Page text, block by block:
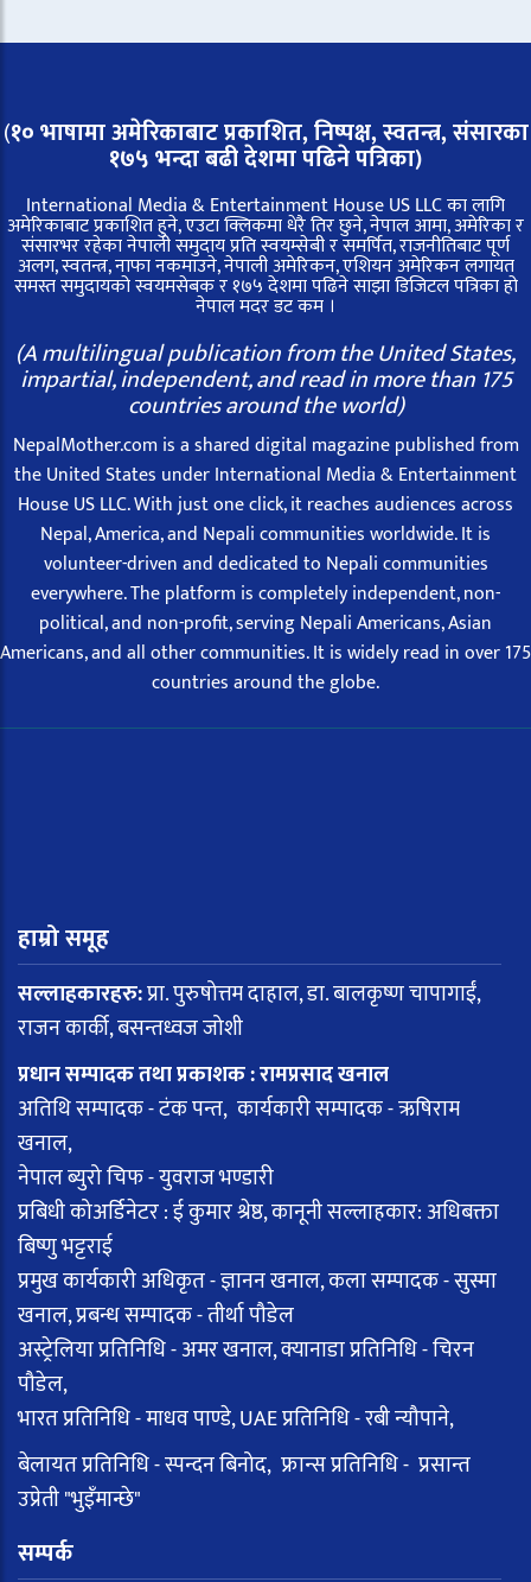
(१० भाषामा अमेरिकाबाट प्रकाशित, निष्पक्ष, स्वतन्त्र,संसारका
१७५ भन्दा बढी देशमा पढिने पत्रिका)
International Media & Entertainment House US LLC का लागि
अमेरिकाबाट प्रकाशित हुने, एउटा क्लिकमा धेरै तिर छुने, नेपाल आमा, अमेरिका र
संसारभर रहेका नेपाली समुदाय प्रति स्वयम्सेबी र समर्पित, राजनीतिबाट पूर्ण
अलग, स्वतन्त्र, नाफा नकमाउने, नेपाली अमेरिकन, एशियन अमेरिकन लगायत
समस्त समुदायको स्वयमसेबक र १७५ देशमा पढिने साझा डिजिटल पत्रिका हो
नेपाल मदर डट कम ।
(A multilingual publication from the United States,
impartial, independent, and read in more than 175
countries around the world)
NepalMother.com is a shared digital magazine published from
the United States under International Media & Entertainment
House US LLC. With just one click, it reaches audiences across
Nepal, America, and Nepali communities worldwide. It is
volunteer-driven and dedicated to Nepali communities
everywhere. The platform is completely independent, non-
political, and non-profit, serving Nepali Americans, Asian
Americans, and all other communities. It is widely read in over 175
countries around the globe.
हाम्रो समूह
सल्लाहकारहरु:प्रा. पुरुषोत्तम दाहाल, डा. बालकृष्ण चापागाईं,
राजन कार्की, बसन्तध्वज जोशी
प्रधान सम्पादक तथा प्रकाशक : रामप्रसाद खनाल
अतिथि सम्पादक - टंक पन्त, कार्यकारी सम्पादक - ऋषिराम
खनाल,
नेपाल ब्युरो चिफ - युवराज भण्डारी
प्रबिधी कोअर्डिनेटर : ई कुमार श्रेष्ठ, कानूनी सल्लाहकार: अधिबक्ता
बिष्णु भट्टराई
प्रमुख कार्यकारी अधिकृत - ज्ञानन खनाल, कला सम्पादक - सुस्मा
खनाल, प्रबन्ध सम्पादक - तीर्था पौडेल
अस्ट्रेलिया प्रतिनिधि - अमर खनाल, क्यानाडा प्रतिनिधि - चिरन
पौडेल,
भारत प्रतिनिधि - माधव पाण्डे, UAE प्रतिनिधि - रबी न्यौपाने,
बेलायत प्रतिनिधि - स्पन्दन बिनोद, फ्रान्स प्रतिनिधि - प्रसान्त
उप्रेती "भुइँमान्छे"
सम्पर्क